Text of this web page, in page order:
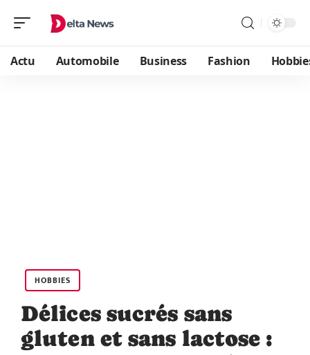
Actu Automobile Business Fashion
HOBBIES
Délices sucrés sans
gluten et sans lactose :